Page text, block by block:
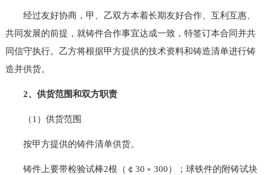
经过友好协商，甲、乙双方本着长期友好合作、互利互惠、
共同发展的前提，就铸件合作事宜达成一致，特签订本合同并共
同信守执行。乙方将根据甲方提供的技术资料和铸造清单进行铸
造并供货。
2、供货范围和双方职责
（1）供货范围
按甲方提供的铸件清单供货。
铸件上要带检验试棒2根（￠30﹡300）；球铁件的附铸试块